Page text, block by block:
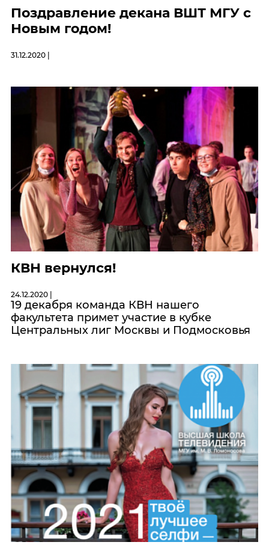
Поздравление декана ВШТ МГУ с
Новым годом!
31.12.2020 |
КВН вернулся!
24.12.2020 |
19 декабря команда КВН нашего
факультета примет участие в кубке
Центральных лиг Москвы и Подмосковья